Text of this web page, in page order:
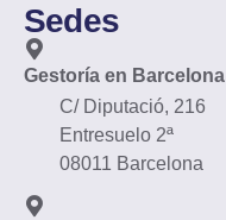
Sedes
Gestoría en Barcelona
C/ Diputació, 216
Entresuelo 2ª
08011 Barcelona